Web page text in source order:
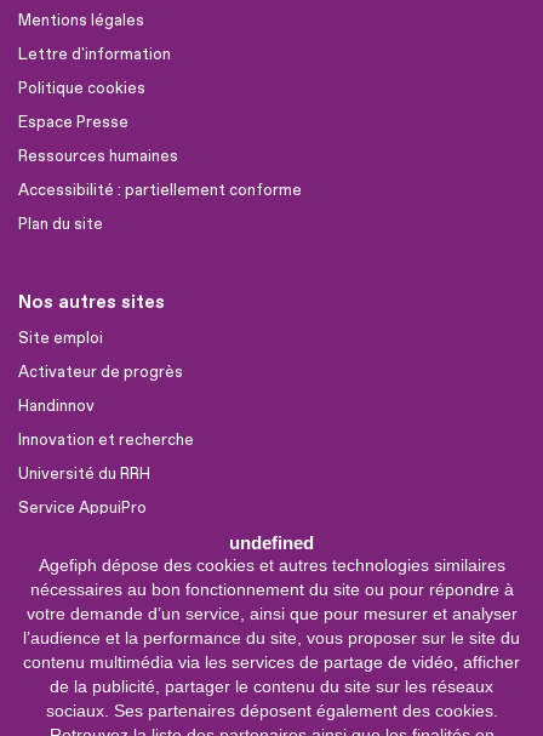
undefined
Agefiph dépose des cookies et autres technologies similaires
nécessaires au bon fonctionnement du site ou pour répondre à
votre demande d’un service, ainsi que pour mesurer et analyser
l’audience et la performance du site, vous proposer sur le site du
contenu multimédia via les services de partage de vidéo, afficher
de la publicité, partager le contenu du site sur les réseaux
sociaux. Ses partenaires déposent également des cookies.
Mentions légales
Lettre d'information
Politique cookies
Espace Presse
Ressources humaines
Accessibilité : partiellement conforme
Plan du site
Nos autres sites
Site emploi
Activateur de progrès
Handinnov
Innovation et recherche
Université du RRH
Service AppuiPro
Nous suivre
Youtube
Linkedin
Facebook